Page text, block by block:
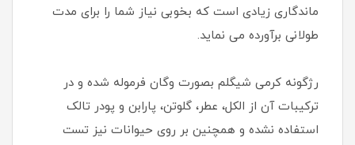
ماندگاری زیادی است که بخوبی نیاز شما را برای مدت
طولانی برآورده می نماید.
رژگونه کرمی شیگلم بصورت وگان فرموله شده و در
ترکیبات آن از الکل، عطر، گلوتن، پارابن و پودر تالک
استفاده نشده و همچنین بر روی حیوانات نیز تست